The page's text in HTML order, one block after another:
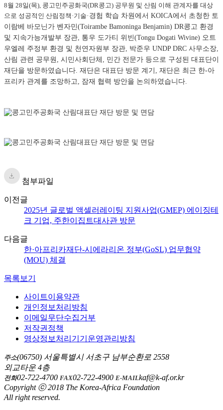
8월 28일(목), 콩고민주공화국(DR콩고) 공무원 및 산림 이해 관계자를 대상
으로 성공적인 산림정책·기술·경험 학습 차원에서 KOICA에서 초청한 토
이람베 바모닌가 벤자민(Toirambe Bamoninga Benjamin) DR콩고 환경
및 지속가능개발부 장관, 통우 도가티 위빈(Tongu Dogati Wivine) 오트
우엘레 주정부 환경 및 천연자원부 장관, 박준우 UNDP DRC 사무소장,
산림 관련 공무원, 시민사회단체, 민간 전문가 등으로 구성된 대표단이
재단을 방문하였습니다. 재단은 대표단 방문 계기, 재단은 최근 한-아
프리카 관계를 조망하고, 잠재 협력 방안을 논의하였습니다.
첨부파일
이전글
2025년 글로벌 액셀러레이팅 지원사업(GMEP) 에이징테
크 기업, 주한이집트대사관 방문
다음글
한·아프리카재단-시에라리온 정부(GoSL) 업무협약
(MOU) 체결
목록보기
사이트이용약관
개인정보처리방침
이메일무단수집거부
저작권정책
영상정보처리기기운영관리방침
주소(06750) 서울특별시 서초구 남부순환로 2558
외교타운 4층
전화02-722-4700 FAX02-722-4900 E-MAILkaf@k-af.or.kr
Copyright ⓒ 2018 The Korea-Africa Foundation
All right reserved.